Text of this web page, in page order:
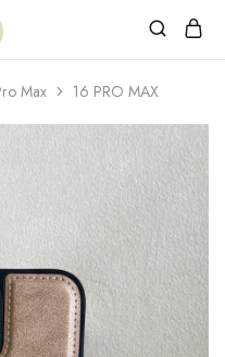
Max 16 PRO MAX